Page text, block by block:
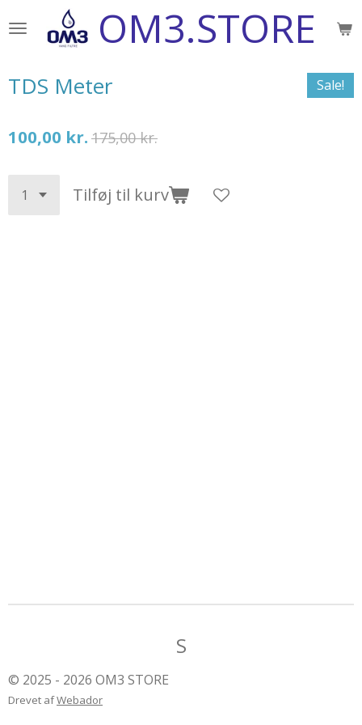
til
OM3.STORE
TDS Meter Sale!
100,00 kr. 175,00 kr.
Tilføj til kurv
S
© 2025 - 2026 OM3 STORE
Drevet afWebador